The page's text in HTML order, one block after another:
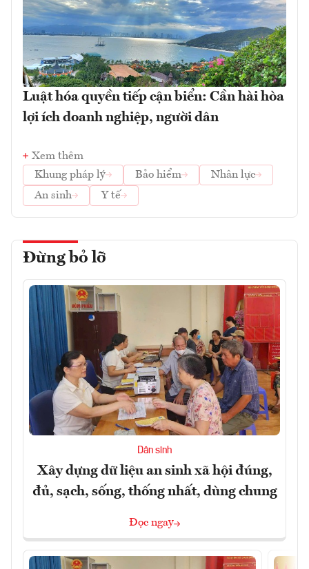
Luật hóa quyền tiếp cận biển: Cần hài hòa
lợi ích doanh nghiệp, người dân
Xem thêm
Khung pháp lý
Bảo hiểm
Nhân lực
An sinh
Y tế
Đừng bỏ lỡ
Dân sinh
Xây dựng dữ liệu an sinh xã hội đúng,
đủ, sạch, sống, thống nhất, dùng chung
Đọc ngay